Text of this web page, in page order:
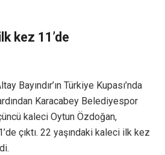
kez 11’de
Bayındır’ın Türkiye Kupası’nda
Karacabey Belediyespor
kaleci Oytun Özdoğan,
çıktı. 22 yaşındaki kaleci ilk kez